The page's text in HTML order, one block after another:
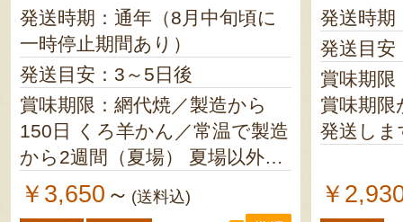
発送時期：通年（8月中旬頃に
一時停止期間あり）
発送目安：3～5日後
賞味期限：網代焼／製造から
150日 くろ羊かん／常温で製造
から2週間（夏場） 夏場以外は
製造から30日以内 冷蔵で2～3
か月
￥3,650 ～ (送料込)
発送時期
発送目安
賞味期
賞味期限
発送しま
￥